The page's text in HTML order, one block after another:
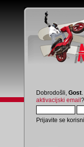
Dobrodošli, Gost
aktivacijski email?
Prijavite se